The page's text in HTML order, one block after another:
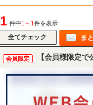
1 件中1～1件を表示
会員限定 【会員様限定で